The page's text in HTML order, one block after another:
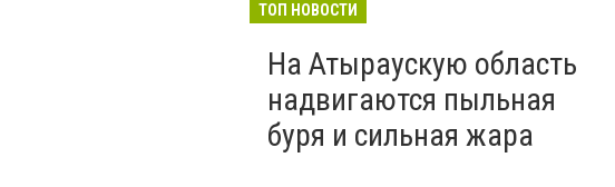
ТОП НОВОСТИ
На Атыраускую область
надвигаются пыльная
буря и сильная жара